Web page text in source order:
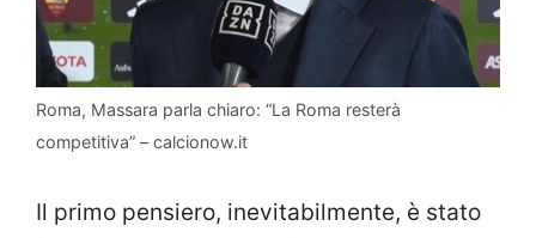
Roma, Massara parla chiaro: “La Roma resterà
competitiva” – calcionow.it
Il primo pensiero, inevitabilmente, è stato